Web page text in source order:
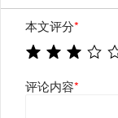
本文评分*
评论内容*